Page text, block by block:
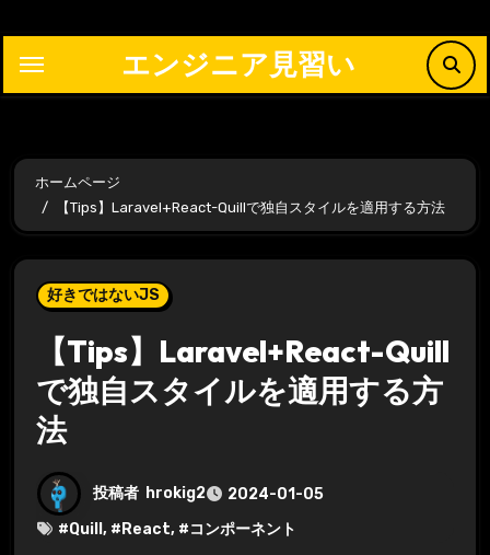
ッ
エンジニア見習い
ホームページ
【Tips】Laravel+React-Quillで独自スタイルを適用する方法
好きではないJS
【Tips】Laravel+React-Quill
で独自スタイルを適用する方
法
投稿者 hrokig2
2024-01-05
#Quill , # React, #コンポーネント